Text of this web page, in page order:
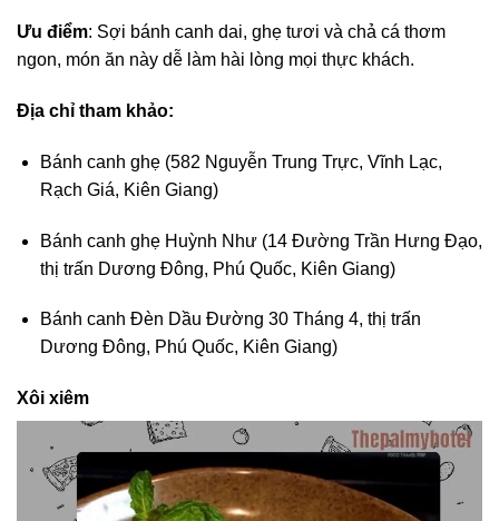
Ưu điểm: Sợi bánh canh dai, ghẹ tươi và chả cá thơm
ngon, món ăn này dễ làm hài lòng mọi thực khách.
Địa chỉ tham khảo:
Bánh canh ghẹ (582 Nguyễn Trung Trực, Vĩnh Lạc,
Rạch Giá, Kiên Giang)
Bánh canh ghẹ Huỳnh Như (14 Đường Trần Hưng Đạo,
thị trấn Dương Đông, Phú Quốc, Kiên Giang)
Bánh canh Đèn Dầu Đường 30 Tháng 4, thị trấn
Dương Đông, Phú Quốc, Kiên Giang)
Xôi xiêm